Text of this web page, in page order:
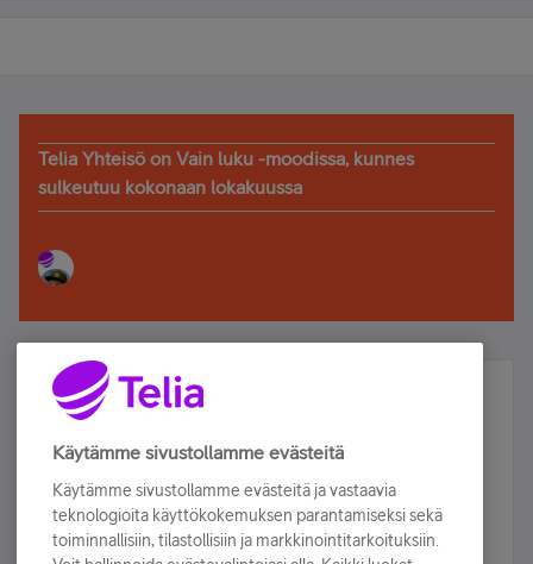
Telia Yhteisö on Vain luku -moodissa, kunnes
sulkeutuu kokonaan lokakuussa
Älä jää paitsi – osallistu ja voita!
Tilaa Telian uutiskirje ja olet mukana arvonnassa.
sähköpostiisi.
Käytämme sivustollamme evästeitä
Käytämme sivustollamme evästeitä ja vastaavia
teknologioita käyttökokemuksen parantamiseksi sekä
toiminnallisiin, tilastollisiin ja markkinointitarkoituksiin.